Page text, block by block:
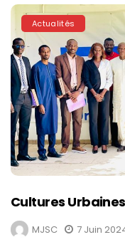
Actualités
Cultures
MJSC 7 Juin